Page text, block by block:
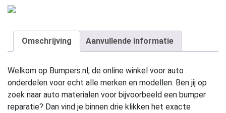
Omschrijving Aanvullende informatie
Welkom op Bumpers.nl, de online winkel voor auto
onderdelen voor echt alle merken en modellen. Ben jij op
zoek naar auto materialen voor bijvoorbeeld een bumper
reparatie? Dan vind je binnen drie klikken het exacte